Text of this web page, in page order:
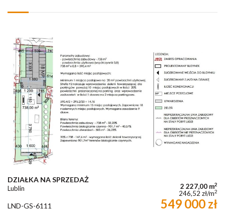
DZIAŁKA NA SPRZEDAŻ
Lublin 2 227,00 m2
246,52 zł/m2
LND-GS-6111 549 000 zł